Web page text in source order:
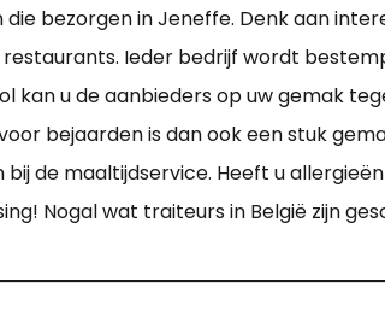
bezorgen in Jeneffe. Denk aan
Ieder bedrijf wordt
kan u de aanbieders op uw gemak
bejaarden is dan ook een stuk
de maaltijdservice. Heeft u
Nogal wat traiteurs in België zijn